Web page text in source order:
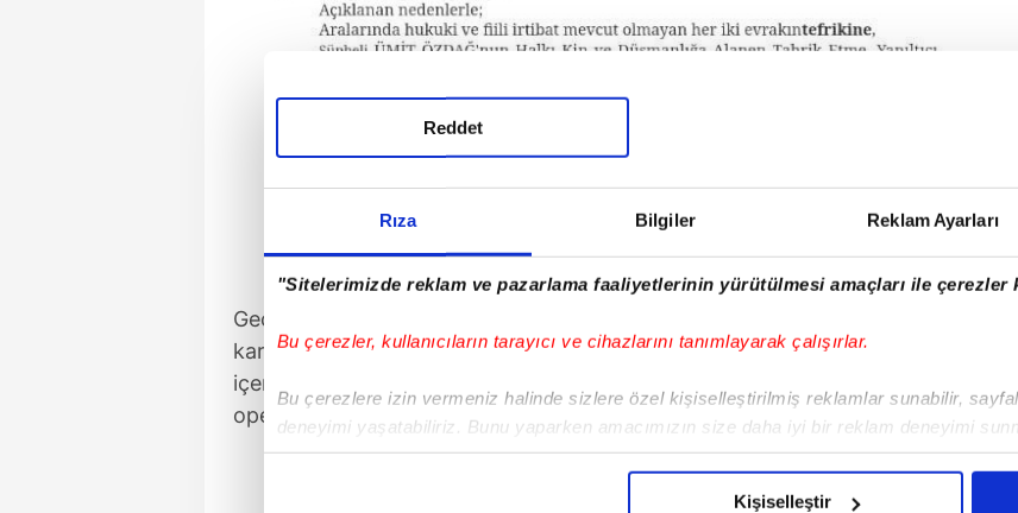
Rıza Bilgiler Reklam Ayarları
"Sitelerimizde reklam ve pazarlama faaliyetlerinin yürütülmesi amaçları ile çerezler
Bu çerezler, kullanıcıların tarayıcı ve cihazlarını tanımlayarak çalışırlar.
Bu çerezlere izin vermeniz halinde sizlere özel kişiselleştirilmiş reklamlar sunabilir,
deneyimi yaşatabiliriz. Bunu yaparken amacımızın size daha iyi bir reklam deneyimi
içerikleri sunabilmek adına elimizden gelen çabayı gösterdiğimizi ve bu noktada,
Reddet
Kişiselleştir
Geçtiğimiz aylarda sosyal medyada sığınmacı ve kaçak göçmen
karşıtlığıyla, Türk düşmanlığına yönelik kamuoyunda karşılıklı nefret
içerikli paylaşımlar yaptıkları tespit edilen 27 hesap yöneticisi düzenlenen
operasyonla gözaltına alınmıştı.